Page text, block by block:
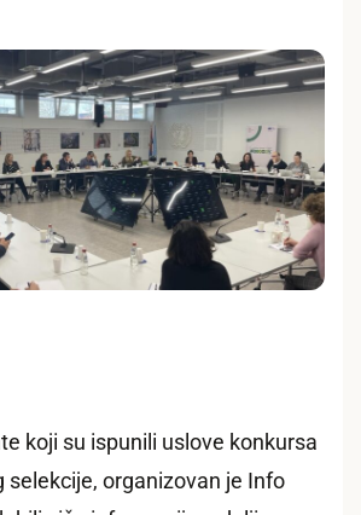
koji su ispunili uslove konkursa
selekcije, organizovan je Info